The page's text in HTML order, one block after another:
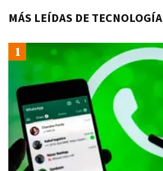
MÁS LEÍDAS DE TECNOLOGÍA